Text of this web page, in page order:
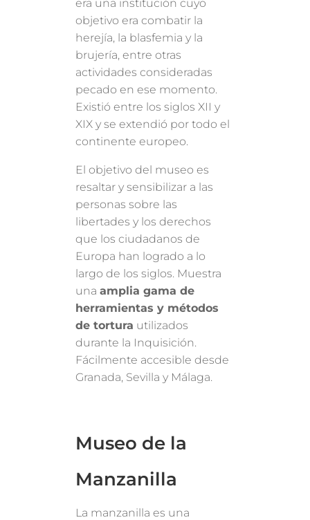
era una institución cuyo
objetivo era combatir la
herejía, la blasfemia y la
brujería, entre otras
actividades consideradas
pecado en ese momento.
Existió entre los siglos XII y
XIX y se extendió por todo el
continente europeo.
El objetivo del museo es
resaltar y sensibilizar a las
personas sobre las
libertades y los derechos
que los ciudadanos de
Europa han logrado a lo
largo de los siglos. Muestra
unaamplia gama de
herramientas y métodos
de tortura utilizados
durante la Inquisición.
Fácilmente accesible desde
Granada, Sevilla y Málaga.
Museo de la
Manzanilla
La manzanilla es una